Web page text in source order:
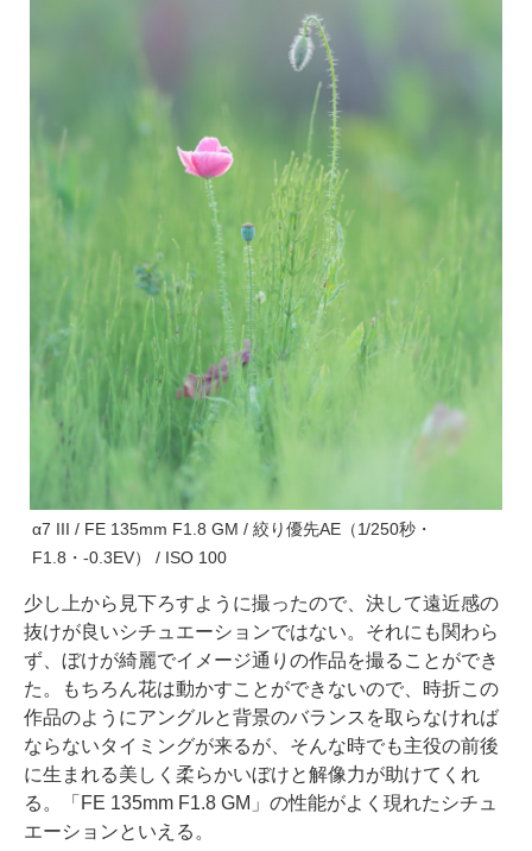
α7 III / FE 135mm F1.8 GM / 絞り優先AE（1/250秒・
F1.8・-0.3EV） / ISO 100
少し上から見下ろすように撮ったので、決して遠近感の
抜けが良いシチュエーションではない。それにも関わら
ず、ぼけが綺麗でイメージ通りの作品を撮ることができ
た。もちろん花は動かすことができないので、時折この
作品のようにアングルと背景のバランスを取らなければ
ならないタイミングが来るが、そんな時でも主役の前後
に生まれる美しく柔らかいぼけと解像力が助けてくれ
る。「FE 135mm F1.8 GM」の性能がよく現れたシチュ
エーションといえる。